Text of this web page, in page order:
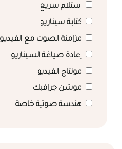
استلام سريع
كتابة سيناريو
مزامنة الصوت مع الفيديو
إعادة صياغة السيناريو
مونتاج الفيديو
موشن جرافيك
هندسة صوتية خاصة